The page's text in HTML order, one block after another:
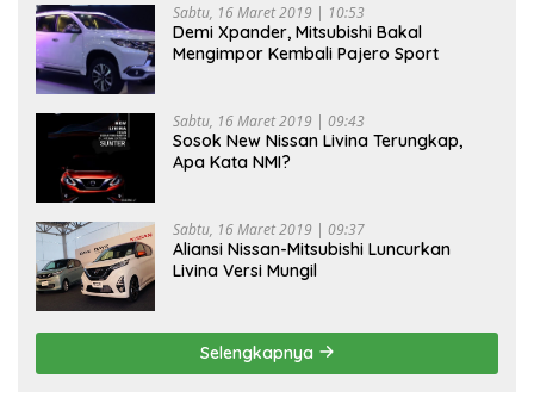
Sabtu, 16 Maret 2019 | 10:53
Demi Xpander, Mitsubishi Bakal
Mengimpor Kembali Pajero Sport
Sabtu, 16 Maret 2019 | 09:43
Sosok New Nissan Livina Terungkap,
Apa Kata NMI?
Sabtu, 16 Maret 2019 | 09:37
Aliansi Nissan-Mitsubishi Luncurkan
Livina Versi Mungil
Selengkapnya